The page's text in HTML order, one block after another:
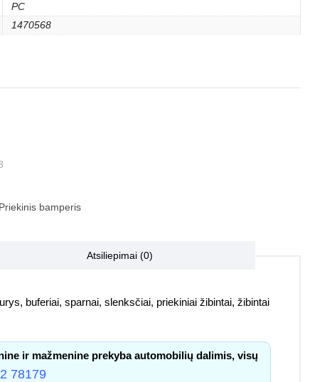
PC
1470568
Priekinis bamperis
Atsiliepimai (0)
buferiai, sparnai, slenksčiai, priekiniai žibintai, žibintai
ir mažmenine prekyba automobilių dalimis, visų
78179